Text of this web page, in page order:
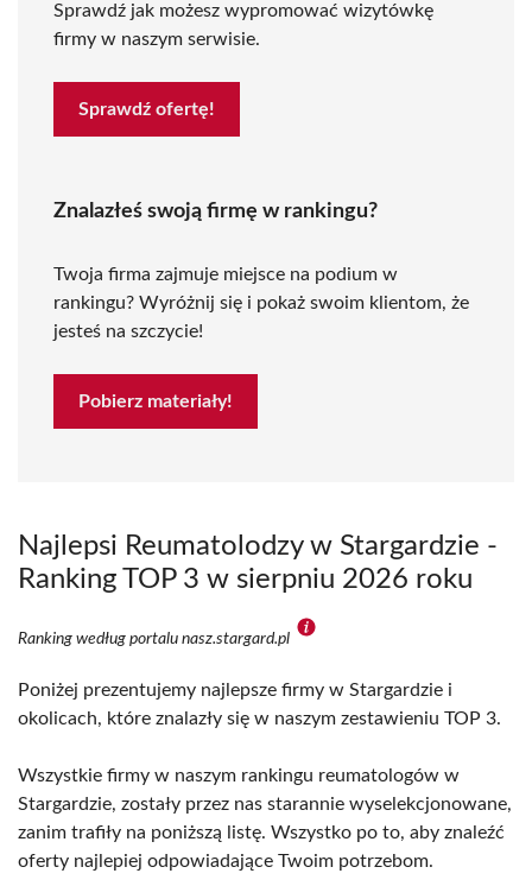
Sprawdź jak możesz wypromować wizytówkę
firmy w naszym serwisie.
Sprawdź ofertę!
Znalazłeś swoją firmę w rankingu?
Twoja firma zajmuje miejsce na podium w
rankingu? Wyróżnij się i pokaż swoim klientom, że
jesteś na szczycie!
Pobierz materiały!
Najlepsi Reumatolodzy w Stargardzie -
Ranking TOP 3 w sierpniu 2026 roku
Ranking według portalu nasz.stargard.pl
Poniżej prezentujemy najlepsze firmy w Stargardzie i
okolicach, które znalazły się w naszym zestawieniu TOP 3.
Wszystkie firmy w naszym rankingu reumatologów w
Stargardzie, zostały przez nas starannie wyselekcjonowane,
zanim trafiły na poniższą listę. Wszystko po to, aby znaleźć
oferty najlepiej odpowiadające Twoim potrzebom.